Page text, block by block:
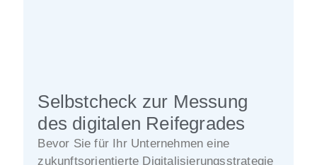
Selbstcheck zur Messung
des digitalen Reifegrades​
Bevor Sie für Ihr Unternehmen eine
zukunftsorientierte Digitalisierungsstrategie